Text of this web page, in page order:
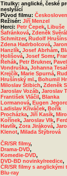
Titulky: anglické, české
neslyšící
Původ filmu:
Režisér: Jiří Menzel
Herci: Petr Čepek, Libuše
Šafránková, Zdeněk
Schmitzer, Rudolf
Zdena Hadrbolcová,
Hanzlík, Josef Abrhám,
Holišová, Josef Somr,
Řehák, Petr Brukner, Pavel
Vondruška, Johanna
Krejčík, Marie Spurná,
Hrušínský ml., Bohumil
Miloslav Štibich, Zdeněk
Jaroslav Vozáb, Jaroslav
František Vláčil, Blanka
Lormanová, Eugen
Ladislav Křiváček, Bořík
Procházka, Jiří Kasík,
Kořínek, Jaroslav Vlk,
Havlík, Zora Jiráková,
Klenot, Milada Štýbrová
ČR/SR filmy,
Drama-DVD,
Komedie-DVD,
DVD-BD novinky/reedice,
ČR/SR filmy s anglickými
Blu-ray